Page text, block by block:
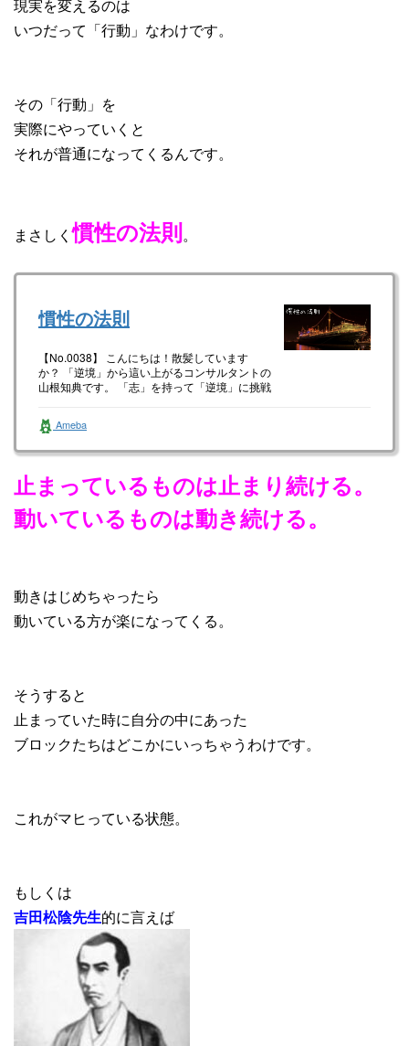
現実を変えるのは
いつだって「行動」なわけです。
その「行動」を
実際にやっていくと
それが普通になってくるんです。
まさしく慣性の法則。
慣性の法則
【No.0038】 こんにちは！散髪しています
か？ 「逆境」から這い上がるコンサルタントの
山根知典です。 「志」を持って「逆境」に挑戦
Ameba
止まっているものは止まり続ける。
動いているものは動き続ける。
動きはじめちゃったら
動いている方が楽になってくる。
そうすると
止まっていた時に自分の中にあった
ブロックたちはどこかにいっちゃうわけです。
これがマヒっている状態。
もしくは
吉田松陰先生的に言えば